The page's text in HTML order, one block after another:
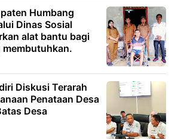
Humbang
Dinas Sosial
alat bantu bagi
membutuhkan.
Diskusi Terarah
Penataan Desa
Desa